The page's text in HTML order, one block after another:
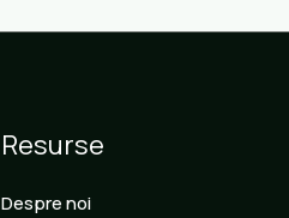
Resurse
Despre noi